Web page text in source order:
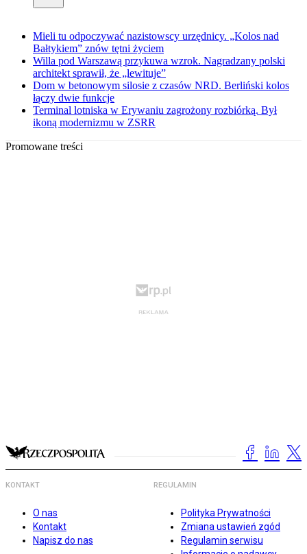
Mieli tu odpoczywać nazistowscy urzędnicy. „Kolos nad
Bałtykiem” znów tętni życiem
Willa pod Warszawą przykuwa wzrok. Nagradzany polski
architekt sprawił, że „lewituje”
Dom w betonowym silosie z czasów NRD. Berliński kolos
łączy dwie funkcje
Terminal lotniska w Erywaniu zagrożony rozbiórką. Był
ikoną modernizmu w ZSRR
Promowane treści
KONTAKT
O nas
Kontakt
Napisz do nas
REGULAMIN
Polityka Prywatności
Zmiana ustawień zgód
Regulamin serwisu